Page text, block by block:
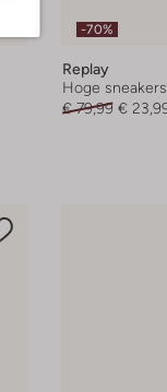
-70%
Replay
Hoge sneakers
€ 79,99 €